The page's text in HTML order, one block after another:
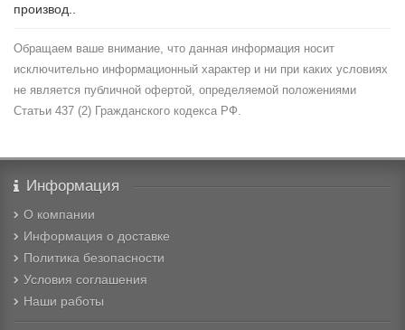
производ..
Обращаем ваше внимание, что данная информация носит
исключительно информационный характер и ни при каких условиях
не является публичной офертой, определяемой положениями
Статьи 437 (2) Гражданского кодекса РФ.
Информация
О компании
Информация о доставке
Политика безопасности
Условия соглашения
Наши работы